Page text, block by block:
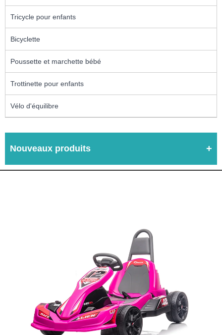
Tricycle pour enfants
Bicyclette
Poussette et marchette bébé
Trottinette pour enfants
Vélo d'équilibre
Nouveaux produits